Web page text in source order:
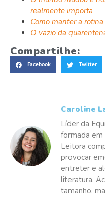
realmente importa
Como manter a
O vazio da
Compartilhe:
Facebook Twitter
Caroline
Líder da
formada em
Leitora
provocar
entreter e
literatura.
tamanho,